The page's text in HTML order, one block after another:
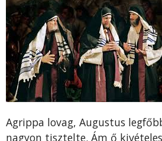
Agrippa lovag, Augustus
nagyon tisztelte. Ám ő